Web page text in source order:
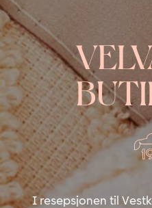
I resepsjonen til